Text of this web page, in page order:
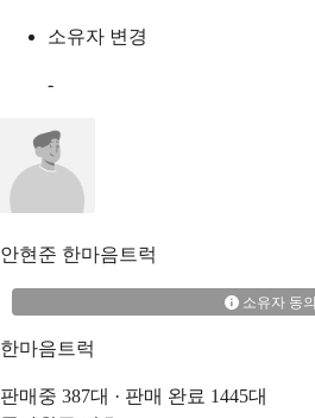
소유자 변경
-
안현준 한마음트럭
소유자 동의
한마음트럭
판매중 387대 · 판매 완료 1445대